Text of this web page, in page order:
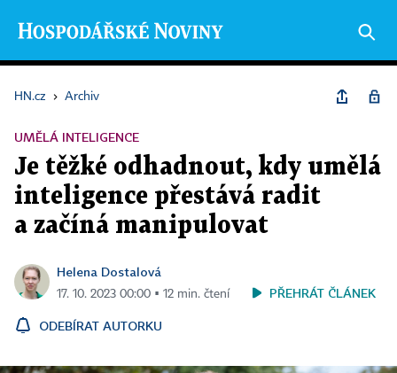
HN.cz › Archiv
UMĚLÁ INTELIGENCE
Je těžké odhadnout, kdy umělá
inteligence přestává radit
a začíná manipulovat
Helena Dostalová
17. 10. 2023 00:00 ▪ 12 min. čtení PŘEHRÁT ČLÁNEK
ODEBÍRAT AUTORKU